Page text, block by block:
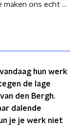
Stakende fotografen: 'We maken ons echt zorgen'
hun werk
de lage
den Bergh.
dalende
je je werk niet